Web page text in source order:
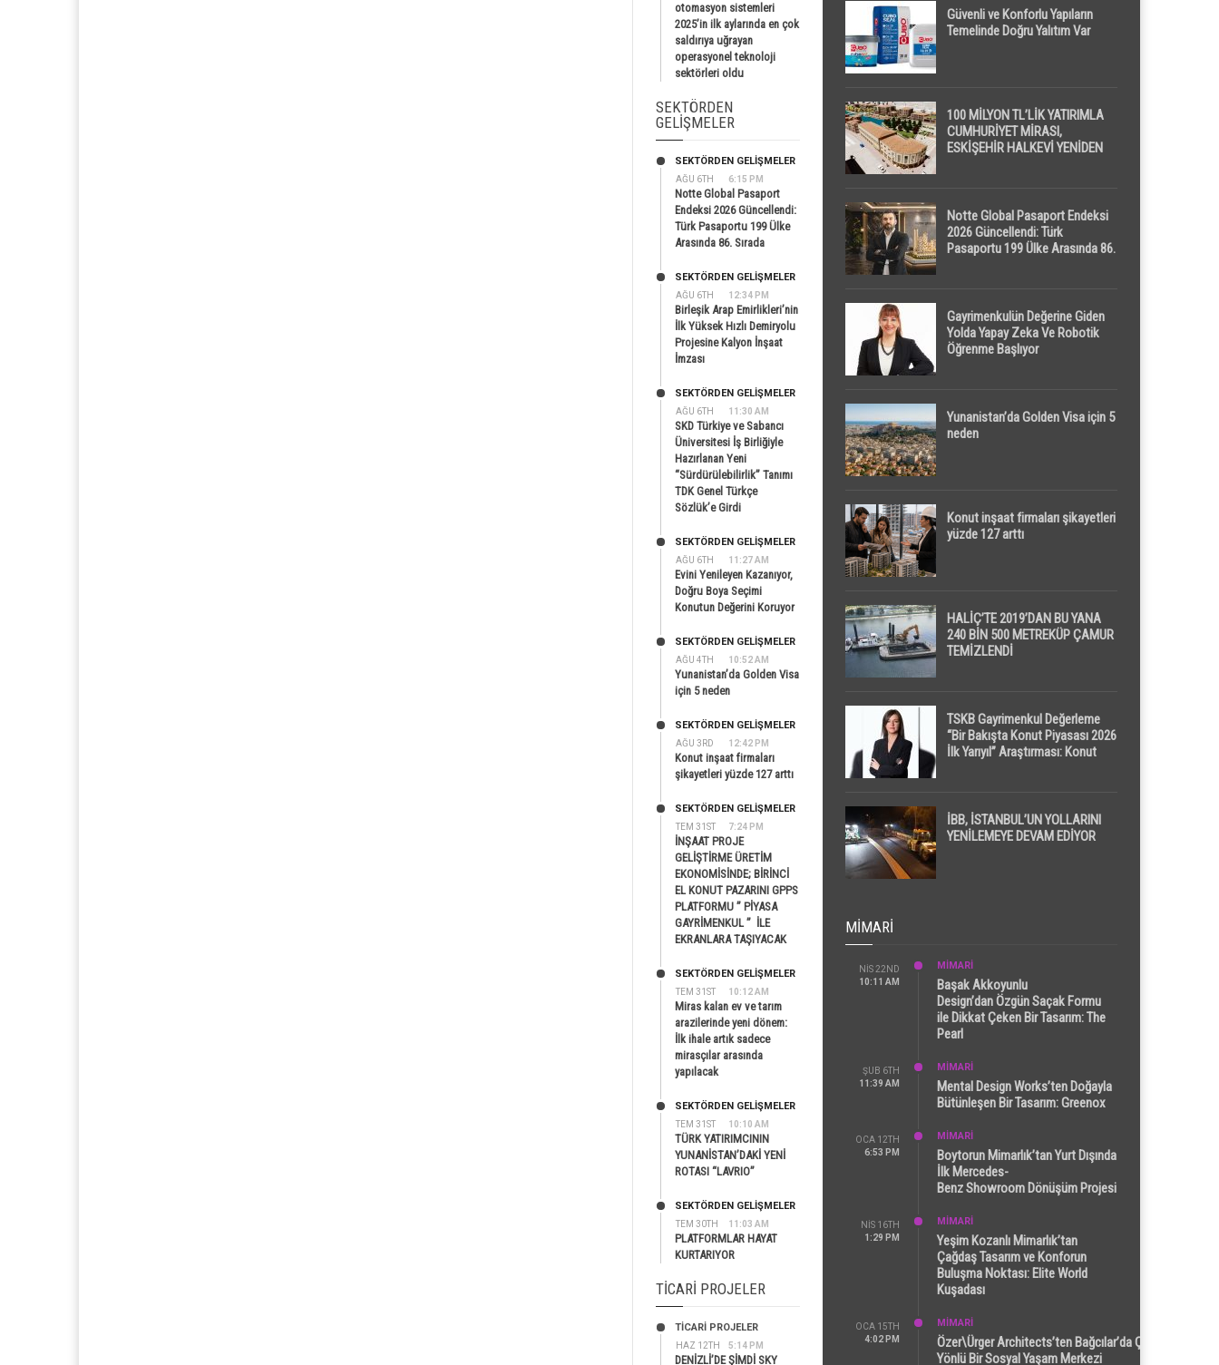
otomasyon sistemleri
2025’in ilk aylarında en çok
saldırıya uğrayan
operasyonel teknoloji
sektörleri oldu
SEKTÖRDEN
GELIŞMELER
AĞU 6TH 6:15 PM
SEKTÖRDEN GELIŞMELER
Notte Global Pasaport
Endeksi 2026 Güncellendi:
Türk Pasaportu 199 Ülke
Arasında 86. Sırada
AĞU 6TH 12:34 PM
SEKTÖRDEN GELIŞMELER
Birleşik Arap Emirlikleri’nin
İlk Yüksek Hızlı Demiryolu
Projesine Kalyon İnşaat
İmzası
AĞU 6TH 11:30 AM
SEKTÖRDEN GELIŞMELER
SKD Türkiye ve Sabancı
Üniversitesi İş Birliğiyle
Hazırlanan Yeni
“Sürdürülebilirlik” Tanımı
TDK Genel Türkçe
Sözlük’e Girdi
AĞU 6TH 11:27 AM
SEKTÖRDEN GELIŞMELER
Evini Yenileyen Kazanıyor,
Doğru Boya Seçimi
Konutun Değerini Koruyor
AĞU 4TH 10:52 AM
SEKTÖRDEN GELIŞMELER
Yunanistan’da Golden Visa
için 5 neden
AĞU 3RD 12:42 PM
SEKTÖRDEN GELIŞMELER
Konut inşaat firmaları
şikayetleri yüzde 127 arttı
TEM 31ST 7:24 PM
SEKTÖRDEN GELIŞMELER
İNŞAAT PROJE
GELİŞTİRME ÜRETİM
EKONOMİSİNDE; BİRİNCİ
EL KONUT PAZARINI GPPS
PLATFORMU ” PİYASA
GAYRİMENKUL ” İLE
EKRANLARA TAŞIYACAK
TEM 31ST 10:12 AM
SEKTÖRDEN GELIŞMELER
Miras kalan ev ve tarım
arazilerinde yeni dönem:
İlk ihale artık sadece
mirasçılar arasında
yapılacak
TEM 31ST 10:10 AM
SEKTÖRDEN GELIŞMELER
TÜRK YATIRIMCININ
YUNANİSTAN’DAKİ YENİ
ROTASI “LAVRIO”
TEM 30TH 11:03 AM
SEKTÖRDEN GELIŞMELER
PLATFORMLAR HAYAT
KURTARIYOR
TICARI PROJELER
HAZ 12TH 5:14 PM
TİCARİ PROJELER
DENİZLİ’DE ŞİMDİ SKY
Güvenli ve Konforlu Yapıların
Temelinde Doğru Yalıtım Var
100 MİLYON TL’LİK YATIRIMLA
CUMHURİYET MİRASI,
ESKİŞEHİR HALKEVİ YENİDEN
Notte Global Pasaport Endeksi
2026 Güncellendi: Türk
Pasaportu 199 Ülke Arasında 86.
Gayrimenkulün Değerine Giden
Yolda Yapay Zeka Ve Robotik
Öğrenme Başlıyor
Yunanistan’da Golden Visa için 5
neden
Konut inşaat firmaları şikayetleri
yüzde 127 arttı
HALİÇ’TE 2019’DAN BU YANA
240 BİN 500 METREKÜP ÇAMUR
TEMİZLENDİ
TSKB Gayrimenkul Değerleme
“Bir Bakışta Konut Piyasası 2026
İlk Yarıyıl” Araştırması: Konut
Dikkat Çekti
İBB, İSTANBUL’UN YOLLARINI
YENİLEMEYE DEVAM EDİYOR
MIMARI
NIS 22ND
10:11 AM
MİMARİ
Başak Akkoyunlu
Design’dan Özgün Saçak Formu
ile Dikkat Çeken Bir Tasarım: The
Pearl
ŞUB 6TH
11:39 AM
MİMARİ
Mental Design Works’ten Doğayla
Bütünleşen Bir Tasarım: Greenox
OCA 12TH
6:53 PM
MİMARİ
Boytorun Mimarlık’tan Yurt Dışında
İlk Mercedes-
Benz Showroom Dönüşüm Projesi
NIS 16TH
1:29 PM
MİMARİ
Yeşim Kozanlı Mimarlık’tan
Çağdaş Tasarım ve Konforun
Buluşma Noktası: Elite World
Kuşadası
OCA 15TH
4:02 PM
MİMARİ
Özer\Ürger Architects’ten Bağcılar’da Çok
Yönlü Bir Sosyal Yaşam Merkezi